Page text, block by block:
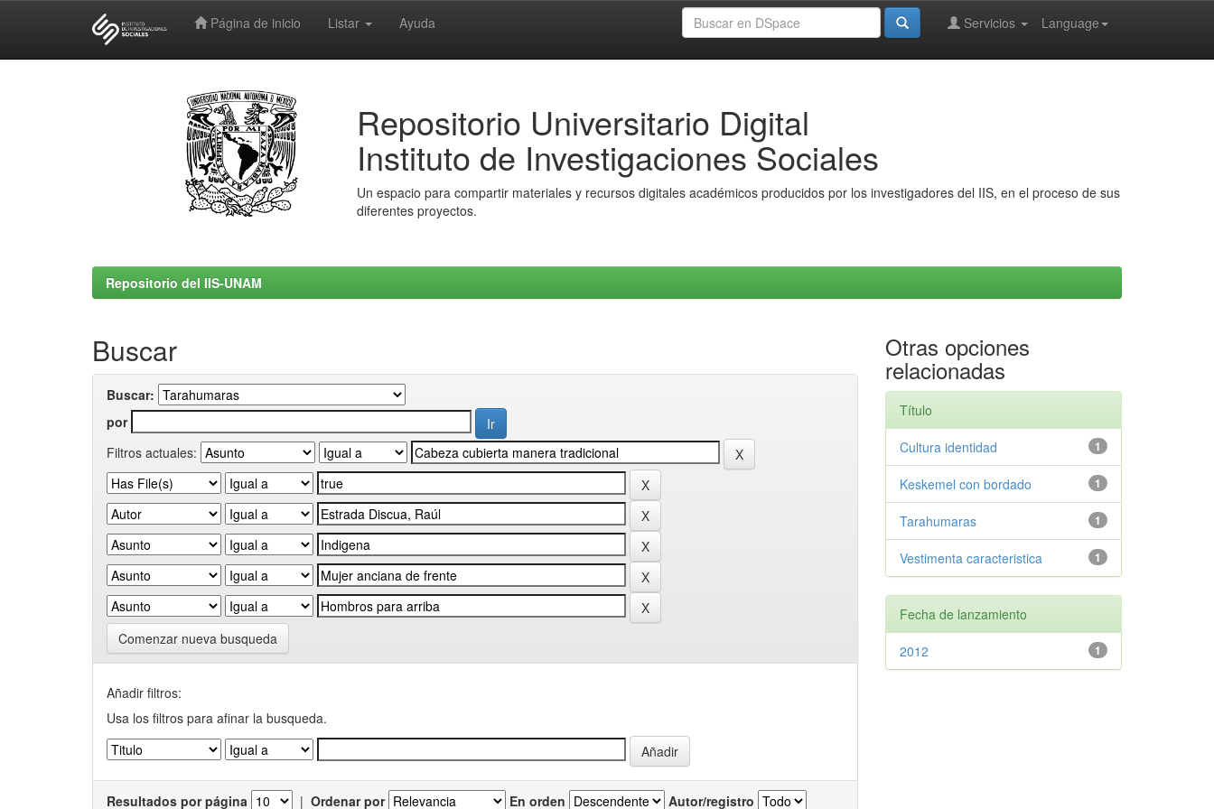
Página de inicio Listar Ayuda Language
Servicios
Repositorio Universitario Digital
Instituto de Investigaciones Sociales
Un espacio para compartir materiales y recursos digitales académicos producidos por los investigadores del IIS, en el proceso de sus
diferentes proyectos.
Repositorio del IIS-UNAM
Buscar
Buscar:
por
Filtros actuales:
Comenzar nueva busqueda
Añadir filtros:
Usa los filtros para afinar la busqueda.
Resultados por página | Ordenar por En orden Autor/registro
Otras opciones
relacionadas
Título
1
Cultura identidad
1
Keskemel con bordado
1
Tarahumaras
1
Vestimenta caracteristica
Fecha de lanzamiento
1
2012